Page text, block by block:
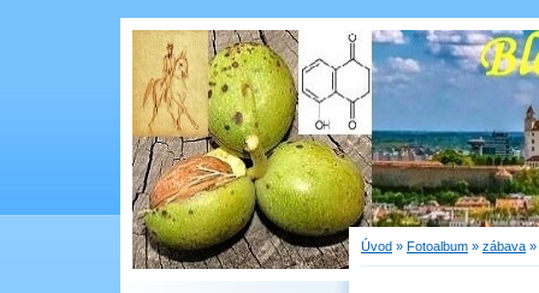
Úvod » Fotoalbum » zábava »